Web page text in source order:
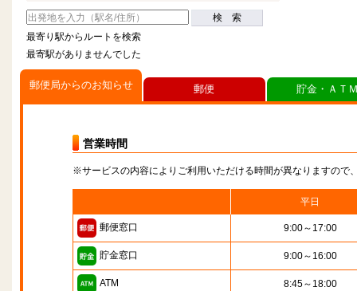
検 索
最寄り駅からルートを検索
最寄駅がありませんでした
郵便局からのお知らせ
営業時間
※サービスの内容によりご利用いただける時間が異なりますので
平日
郵便窓口 9:00～17:00
貯金窓口 9:00～16:00
ATM 8:45～18:00
郵便 貯金・ＡＴ